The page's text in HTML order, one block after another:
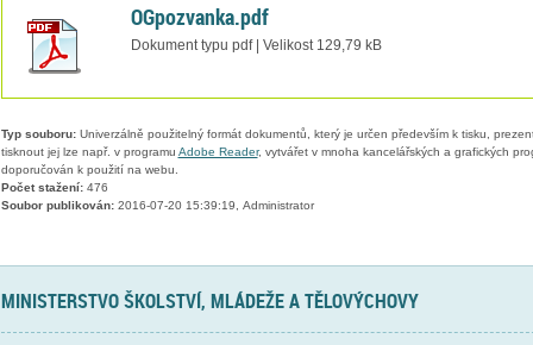
OGpozvanka.pdf
Dokument typu pdf | Velikost 129,79 kB
Typ souboru:Univerzálně použitelný formát dokumentů, který je určen především k tisku,
tisknout jej lze např. v programu Adobe Reader, vytvářet v mnoha kancelářských a grafických
doporučován k použití na webu.
Počet stažení:476
Soubor publikován:2016-07-20 15:39:19, Administrator
MINISTERSTVO ŠKOLSTVÍ, MLÁDEŽE A TĚLOVÝCHOVY